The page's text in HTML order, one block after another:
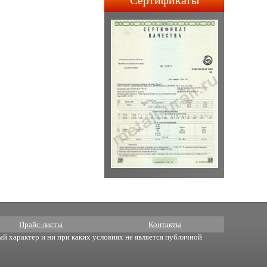
строительства АПЛ 4-го и
5-го поколений.
Прайс-листы Контакты
характер и ни при каких условиях не является публичной